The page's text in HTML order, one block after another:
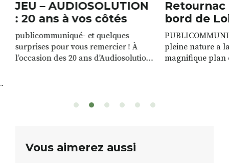
JEU – AUDIOSOLUTION
: 20 ans à vos côtés
publicommuniqué- et quelques
surprises pour vous remercier ! À
l’occasion des 20 ans d’Audiosolution,
sont à gagner, sélectionnés auprès
12h à […]
Retournac
bord de
pleine nature a
magnifique plan
Vous aimerez aussi